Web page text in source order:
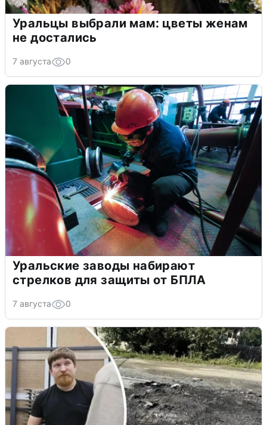
Уральцы выбрали мам: цветы женам
не достались
7 августа 0
Уральские заводы набирают
стрелков для защиты от БПЛА
7 августа 0